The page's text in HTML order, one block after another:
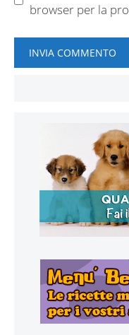
browser per la